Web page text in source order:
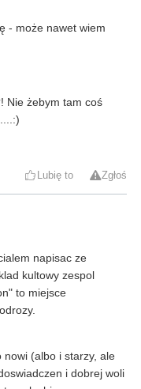
- może nawet wiem
Nie żebym tam coś
Lubię to Zgłoś
napisac ze
kultowy zespol
to miejsce
nowi (albo i starzy, ale
i dobrej woli